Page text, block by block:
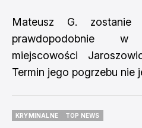
Mateusz G. zostanie
prawdopodobnie
miejscowości
Termin jego pogrzebu nie
KRYMINALNE
TOP NEWS